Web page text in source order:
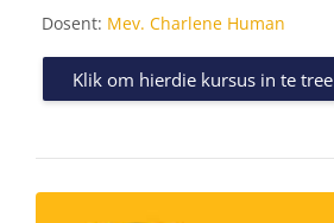
Dosent: Mev. Charlene Human
Klik om hierdie kursus in te tree